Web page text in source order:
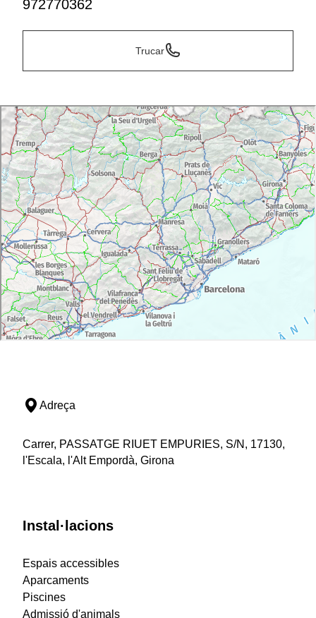
972770362
Trucar
Adreça
Carrer, PASSATGE RIUET EMPURIES, S/N, 17130,
l'Escala, l'Alt Empordà, Girona
Instal·lacions
Espais accessibles
Aparcaments
Piscines
Admissió d'animals